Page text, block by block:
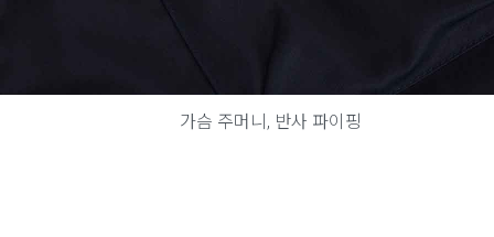
가슴 주머니, 반사 파이핑